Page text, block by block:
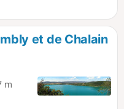
grottes, des
un port et une
journée !Beau
et de Chalain
m